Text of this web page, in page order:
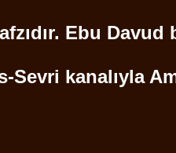
Ebu Davud
Sevri kanalıyla